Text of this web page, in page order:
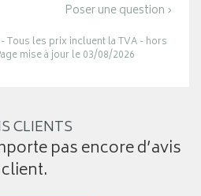
Poser une question ›
Tous les prix incluent la TVA - hors
mise à jour le 03/08/2026
CLIENTS
pas encore d’avis
client.